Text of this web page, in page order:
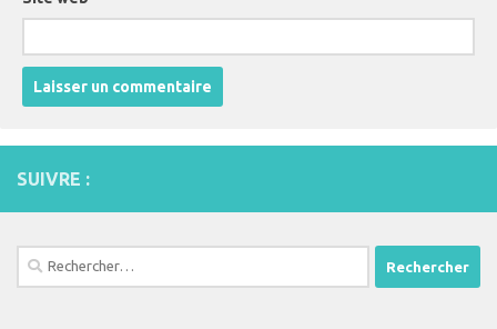
SUIVRE :
Rechercher :